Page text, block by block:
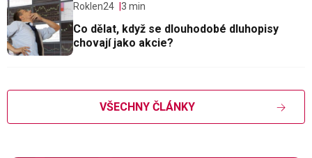
Roklen24 3 min
Co dělat, když se dlouhodobé dluhopisy
chovají jako akcie?
VŠECHNY ČLÁNKY